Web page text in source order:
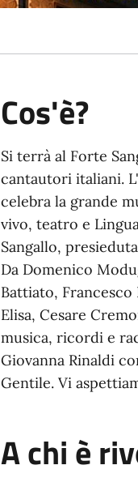
Cos'è?
Si terrà al Forte
cantautori italiani.
celebra la grande
vivo, teatro e
Sangallo,
Da Domenico
Battiato,
Elisa, Cesare
musica, ricordi e
Giovanna Rinaldi
Gentile. Vi
A chi è